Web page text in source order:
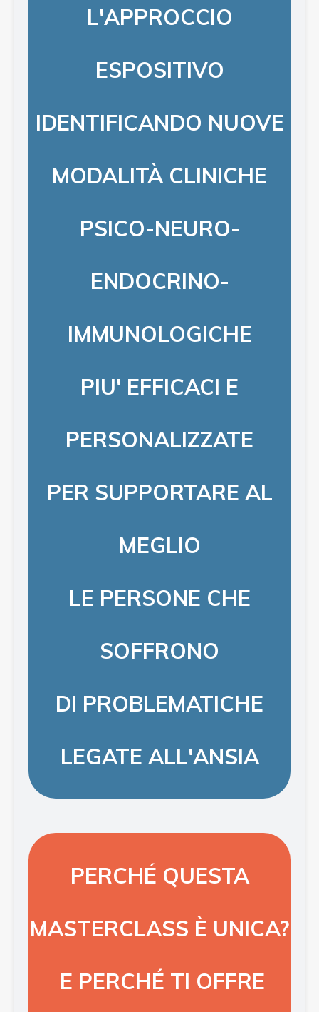
L'APPROCCIO
ESPOSITIVO
IDENTIFICANDO NUOVE
MODALITÀ CLINICHE
PSICO-NEURO-
ENDOCRINO-
IMMUNOLOGICHE
PIU' EFFICACI E
PERSONALIZZATE
PER SUPPORTARE AL
MEGLIO
LE PERSONE CHE
SOFFRONO
DI PROBLEMATICHE
LEGATE ALL'ANSIA
PERCHÉ QUESTA
MASTERCLASS È UNICA?
E PERCHÉ TI OFFRE